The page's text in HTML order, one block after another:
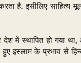
करता है. इसीलिए
में स्थापित हो गया
हुए इस्लाम के प्रभाव से